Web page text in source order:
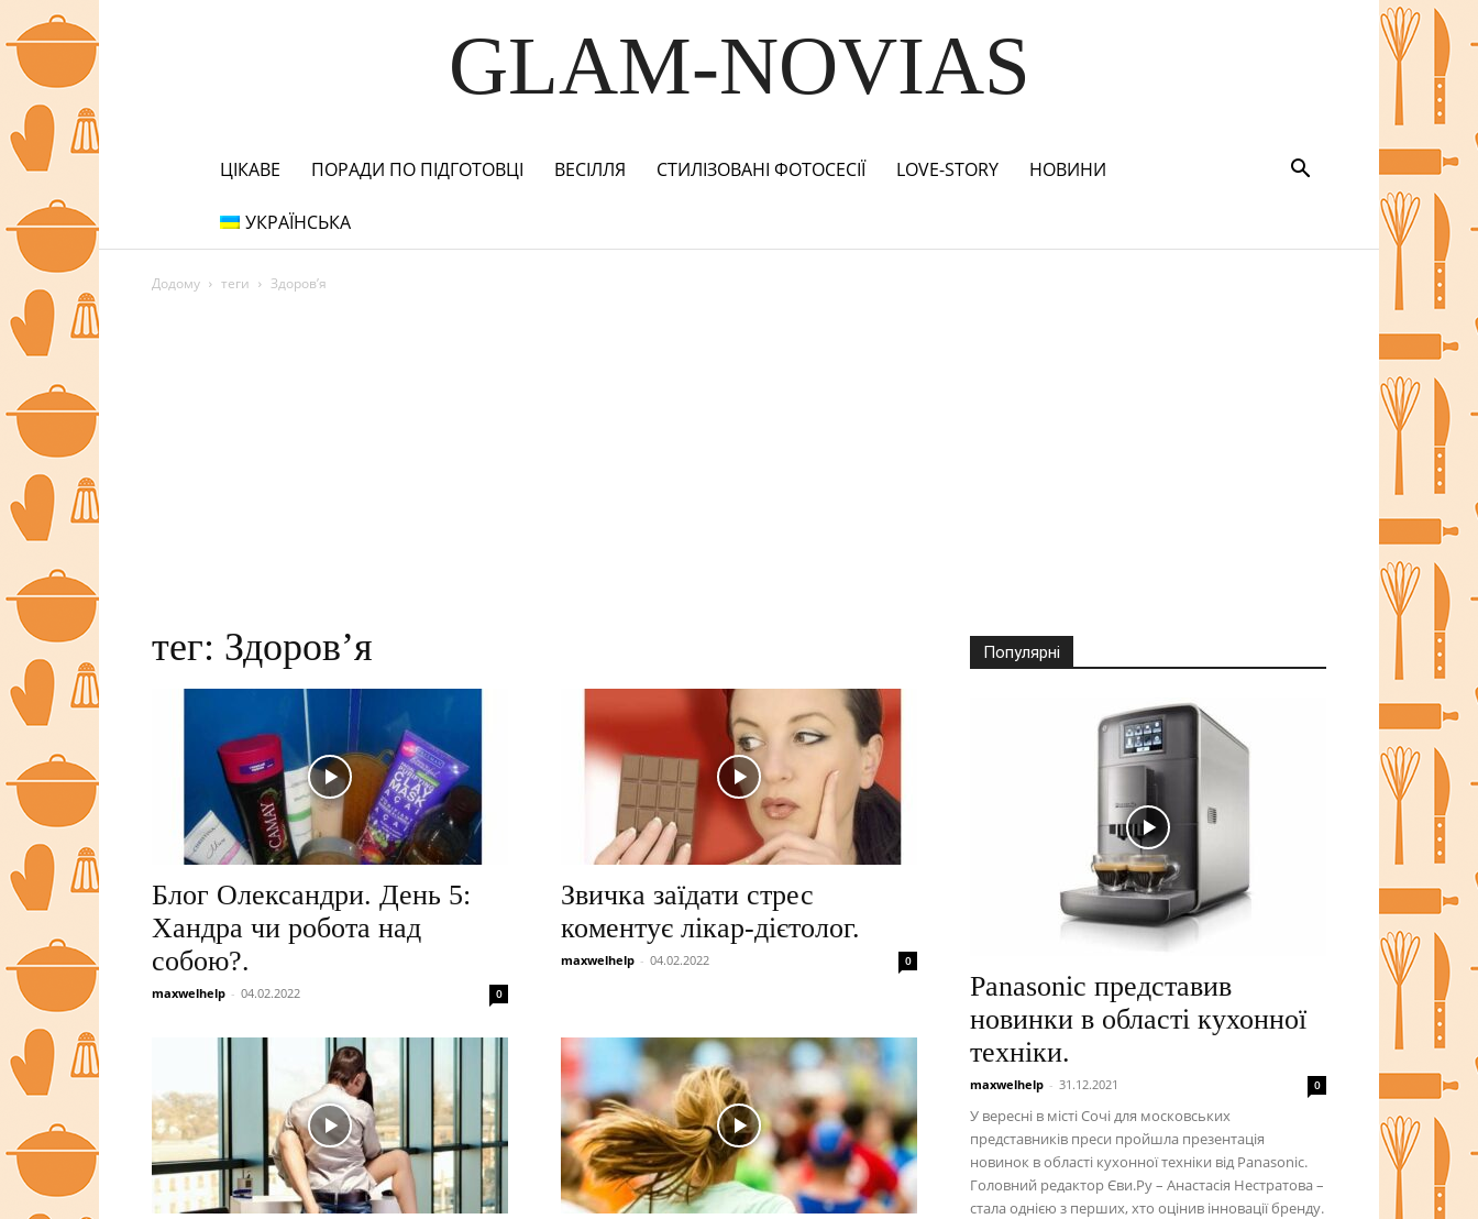
GLAM-NOVIAS
ЦІКАВЕ ПОРАДИ ПО ПІДГОТОВЦІ ВЕСІЛЛЯ СТИЛІЗОВАНІ ФОТОСЕСІЇ LOVE-STORY НОВИНИ
УКРАЇНСЬКА
Додому теги Здоров’я
тег: Здоров’я
Блог Олександри. День 5:
Хандра чи робота над
собою?.
maxwelhelp - 04.02.2022 0
Звичка заїдати стрес
коментує лікар-дієтолог.
maxwelhelp - 04.02.2022 0
Популярні
Panasonic представив
новинки в області кухонної
техніки.
maxwelhelp - 31.12.2021 0
У вересні в місті Сочі для московських
представників преси пройшла презентація
новинок в області кухонної техніки від Panasonic.
Головний редактор Єви.Ру – Анастасія Нестратова –
стала однією з перших, хто оцінив інновації бренду.